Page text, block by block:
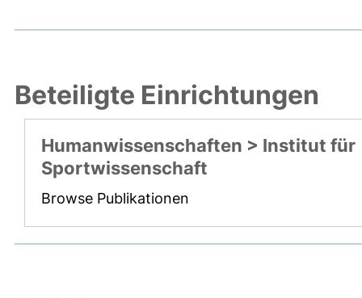
Beteiligte Einrichtungen
Humanwissenschaften > Institut für
Sportwissenschaft
Browse Publikationen